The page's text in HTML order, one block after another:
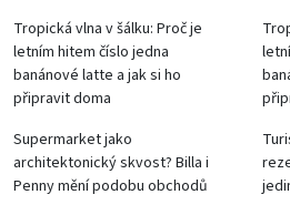
Tropická vlna v šálku: Proč je
letním hitem číslo jedna
banánové latte a jak si ho
připravit doma
Supermarket jako
architektonický skvost? Billa i
Penny mění podobu obchodů